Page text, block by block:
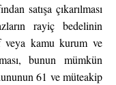
satışa çıkarılması
rayiç bedelinin
veya kamu kurum ve
bunun mümkün
61 ve müteakip